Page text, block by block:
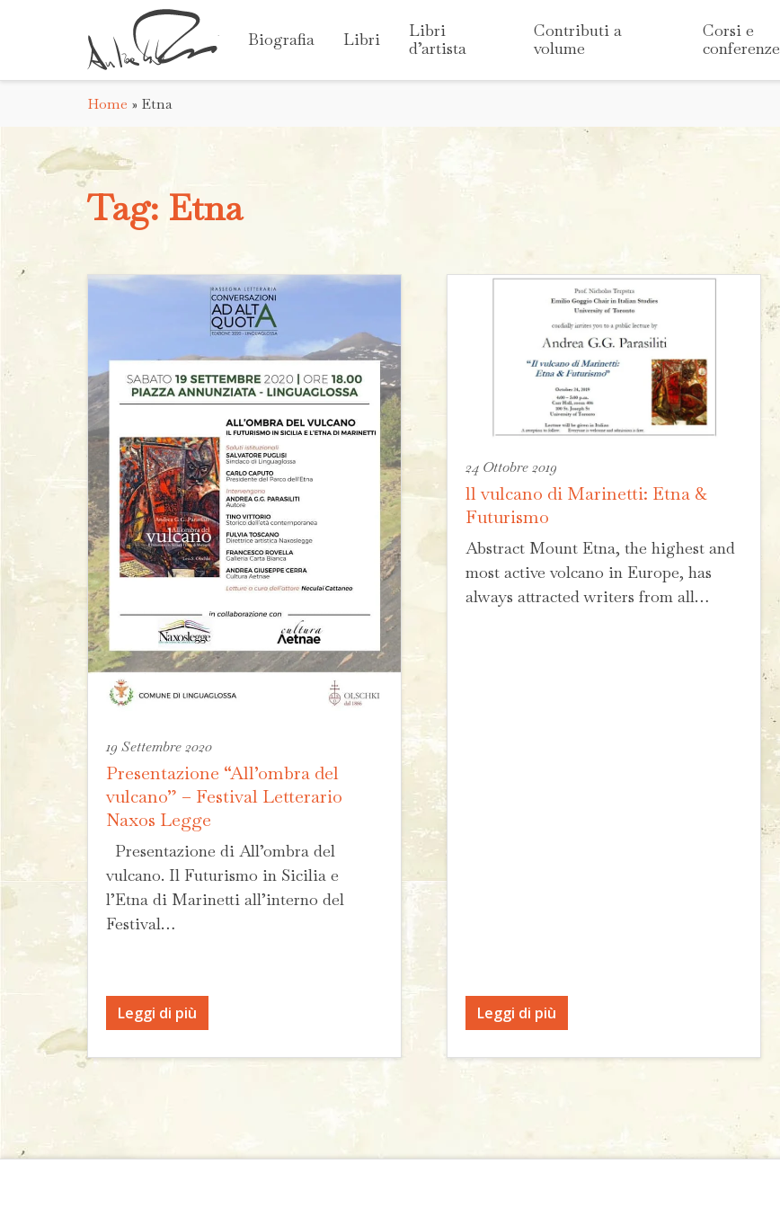
Biografia Libri
Libri
d’artista
Contributi a
volume
Corsi e
conferenze
Home » Etna
Tag: Etna
19 Settembre 2020
Presentazione “All’ombra del
vulcano” – Festival Letterario
Naxos Legge
Presentazione di All’ombra del
vulcano. Il Futurismo in Sicilia e
l’Etna di Marinetti all’interno del
Festival…
Leggi di più
24 Ottobre 2019
ll vulcano di Marinetti: Etna &
Futurismo
Abstract Mount Etna, the highest and
most active volcano in Europe, has
always attracted writers from all…
Leggi di più